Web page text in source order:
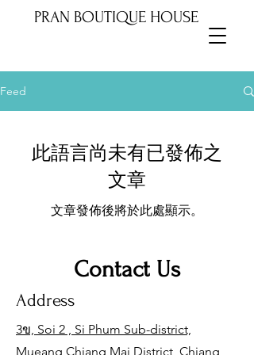
PRAN BOUTIQUE HOUSE
Feed
此語言尚未有已發佈之
文章
文章發佈後將於此處顯示。
Contact Us
Address
3ข, Soi 2 , Si Phum Sub-district,
Mueang Chiang Mai District, Chiang